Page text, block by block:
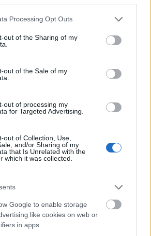
website/app uses one or more Google
visit or usage behaviour. You may click to
to Google and its third-party tags to
below specified purposes in below Google
Processing Opt Outs
out of the Sharing of my
out of the Sale of my
out of processing my
for Targeted Advertising.
out of Collection, Use,
and/or Sharing of my
that Is Unrelated with the
which it was collected.
Google to enable storage
like cookies on web or
in apps.
mint 35 gigabájtnyi adatot,
szót dolgozunk fel egy nap, és
Hogy milyen hatással van
és a testünkre, azt
helyezték keretbe, és
bevethető trükköket osztottak
ereje
egy érzékszervet, és csak az azon
ingerekre koncentrálsz,
túlterheltség érzését. Kezdd el
két tenyered, és figyeld meg,
változik a hőmérséklete?
pontokat a tenyereden? Mit
kicsit megcsavargatod az ujjaidat?
magadnak, az